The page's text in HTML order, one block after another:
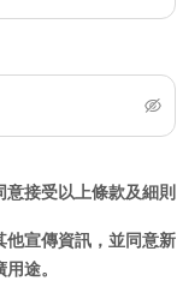
意接受以上條款及細則
他宣傳資訊，並同意新
途。